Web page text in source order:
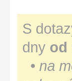
S
dny od
• na